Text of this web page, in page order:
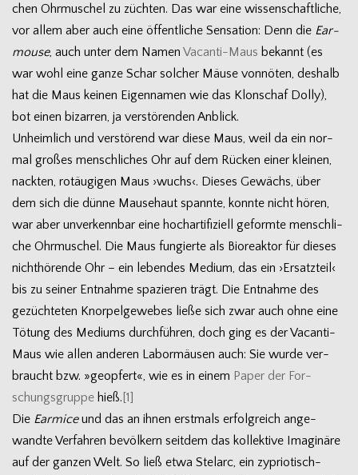
chen Ohr­mu­schel zu züch­ten. Das war eine wis­sen­schaft­li­che,
vor allem aber auch eine öffent­li­che Sen­sa­tion: Denn die Ear­
mouse, auch unter dem Namen Vacanti-Maus bekannt (es
war wohl eine ganze Schar sol­cher Mäuse von­nö­ten, des­halb
hat die Maus kei­nen Eigen­na­men wie das Klon­schaf Dolly),
bot einen bizar­ren, ja ver­stö­ren­den Anblick.
Unheim­lich und ver­stö­rend war diese Maus, weil da ein nor­
mal gro­ßes mensch­li­ches Ohr auf dem Rücken einer klei­nen,
nack­ten, rot­äu­gi­gen Maus ›wuchs‹. Die­ses Gewächs, über
dem sich die dünne Mau­se­haut spannte, konnte nicht hören,
war aber unver­kenn­bar eine hoch­ar­ti­fi­zi­ell geformte mensch­li­
che Ohr­mu­schel. Die Maus fun­gierte als Bio­re­ak­tor für die­ses
nicht­hö­rende Ohr – ein leben­des Medium, das ein ›Ersatz­teil‹
bis zu sei­ner Ent­nahme spa­zie­ren trägt. Die Ent­nahme des
gezüch­te­ten Knor­pel­ge­we­bes ließe sich zwar auch ohne eine
Tötung des Medi­ums durch­füh­ren, doch ging es der Vacanti-
Maus wie allen ande­ren Labor­mäu­sen auch: Sie wurde ver­
braucht bzw. »geop­fert«, wie es in einem Paper der For­
schungs­gruppe hieß. [1]
Die Ear­miceund das an ihnen erst­mals erfolg­reich ange­
wandte Ver­fah­ren bevöl­kern seit­dem das kol­lek­tive Ima­gi­näre
auf der gan­zen Welt. So ließ etwa Stel­arc, ein zypriotisch-